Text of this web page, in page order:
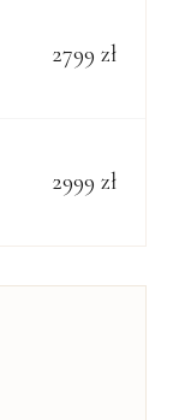
2799 zł
2999 zł